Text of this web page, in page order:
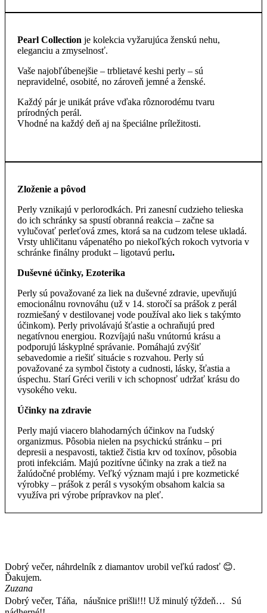
Pearl Collection je kolekcia vyžarujúca ženskú nehu,
eleganciu a zmyselnosť.
Vaše najobľúbenejšie – trblietavé keshi perly – sú
nepravidelné, osobité, no zároveň jemné a ženské.
Každý pár je unikát práve vďaka rôznorodému tvaru
prírodných perál.
Vhodné na každý deň aj na špeciálne príležitosti.
Zloženie a pôvod
Perly vznikajú v perlorodkách. Pri zanesní cudzieho telieska
do ich schránky sa spustí obranná reakcia – začne sa
vylučovať perleťová zmes, ktorá sa na cudzom telese ukladá.
Vrsty uhličitanu vápenatého po niekoľkých rokoch vytvoria v
schránke finálny produkt – ligotavú perlu.
Duševné účinky, Ezoterika
Perly sú považované za liek na duševné zdravie, upevňujú
emocionálnu rovnováhu (už v 14. storočí sa prášok z perál
rozmiešaný v destilovanej vode používal ako liek s takýmto
účinkom). Perly privolávajú šťastie a ochraňujú pred
negatívnou energiou. Rozvíjajú našu vnútornú krásu a
podporujú láskyplné správanie. Pomáhajú zvýšiť
sebavedomie a riešiť situácie s rozvahou. Perly sú
považované za symbol čistoty a cudnosti, lásky, šťastia a
úspechu. Starí Gréci verili v ich schopnosť udržať krásu do
vysokého veku.
Účinky na zdravie
Perly majú viacero blahodarných účinkov na ľudský
organizmus. Pôsobia nielen na psychickú stránku – pri
depresii a nespavosti, taktiež čistia krv od toxínov, pôsobia
proti infekciám. Majú pozitívne účinky na zrak a tiež na
žalúdočné problémy. Veľký význam majú i pre kozmetické
výrobky – prášok z perál s vysokým obsahom kalcia sa
využíva pri výrobe prípravkov na pleť.
Dobrý večer, náhrdelník z diamantov urobil veľkú radosť 😊.
Ďakujem.
Zuzana
Dobrý večer, Táňa, náušnice prišli!!! Už minulý týždeň… Sú